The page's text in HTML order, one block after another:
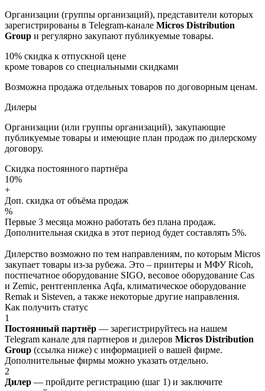
Организации (группы организаций), представители которых
зарегистрированы в Telegram-канале Micros Distribution
Group и регулярно закупают публикуемые товары.
10% скидка к отпускной цене
кроме товаров со специальными скидками
Возможна продажа отдельных товаров по договорным ценам.
Дилеры
Организации (или группы организаций), закупающие
публикуемые товары и имеющие план продаж по дилерскому
договору.
Скидка постоянного партнёра
10%
+
Доп. скидка от объёма продаж
%
Первые 3 месяца можно работать без плана продаж.
Дополнительная скидка в этот период будет составлять 5%.
Дилерство возможно по тем направлениям, по которым Micros
закупает товары из-за рубежа. Это – принтеры и МФУ Ricoh,
постпечатное оборудование SIGO, весовое оборудование Cas
и Zemic, рентгенпленка Aqfa, климатическое оборудование
Remak и Sisteven, а также некоторые другие направления.
Как получить статус
1
Постоянный партнёр — зарегистрируйтесь на нашем
Telegram канале для партнеров и дилеров Micros Distribution
Group (ссылка ниже) с информацией о вашей фирме.
Дополнительные фирмы можно указать отдельно.
2
Дилер — пройдите регистрацию (шаг 1) и заключите